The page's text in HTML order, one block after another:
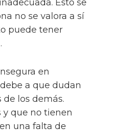
Esto se
no se valora a sí
puede tener
en
a que dudan
los demás.
y que no tienen
una falta de